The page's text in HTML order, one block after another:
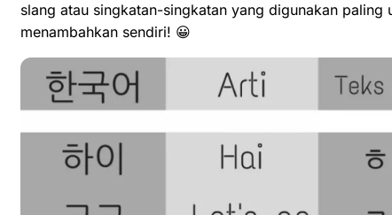
slang atau singkatan-singkatan yang digunakan
menambahkan sendiri! 😀